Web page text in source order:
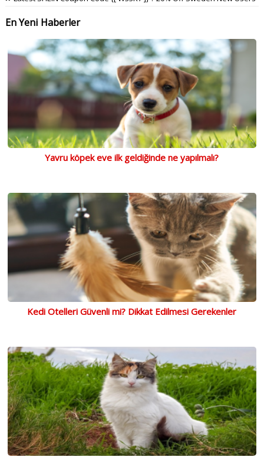
En Yeni Haberler
Yavru köpek eve ilk geldiğinde ne yapılmalı?
Kedi Otelleri Güvenli mi? Dikkat Edilmesi Gerekenler